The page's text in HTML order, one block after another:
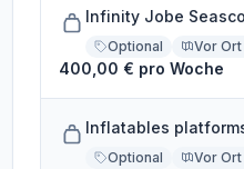
Infinity Jobe
Optional Vor
400,00 € pro Woche
Inflatables
Optional Vor